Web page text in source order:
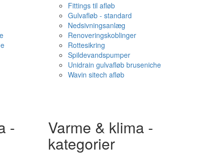
Fittings til afløb
Gulvafløb - standard
Nedsivningsanlæg
Renoveringskoblinger
Rottesikring
Spildevandspumper
Unidrain gulvafløb bruseniche
Wavin sitech afløb
- Varme & klima -
kategorier